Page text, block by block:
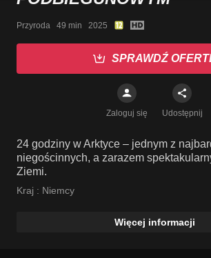
Przyroda   49 min   2025
SPRAWDŹ
Zaloguj się Udostępnij
24 godziny w Arktyce – jednym z
niegościnnych, a zarazem
Ziemi.
Kraj : Niemcy
Więcej informacji